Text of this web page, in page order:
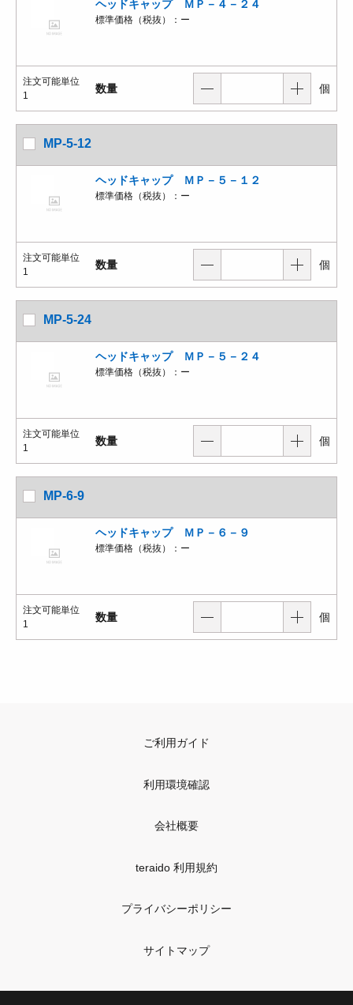
ヘッドキャップ ＭＰ－４－２４
標準価格（税抜）： ー
注文可能単位
1
数量 個
MP-5-12
ヘッドキャップ ＭＰ－５－１２
標準価格（税抜）： ー
注文可能単位
1
数量 個
MP-5-24
ヘッドキャップ ＭＰ－５－２４
標準価格（税抜）： ー
注文可能単位
1
数量 個
MP-6-9
ヘッドキャップ ＭＰ－６－９
標準価格（税抜）： ー
注文可能単位
1
数量 個
ご利用ガイド
利用環境確認
会社概要
teraido 利用規約
プライバシーポリシー
サイトマップ